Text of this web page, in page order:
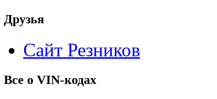
Друзья
Сайт Резников
Все о VIN-кодах